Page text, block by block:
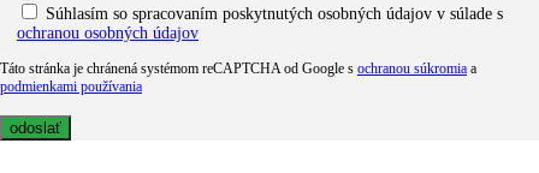
Súhlasím so spracovaním poskytnutých osobných údajov v súlade s
ochranou osobných údajov
Táto stránka je chránená systémom reCAPTCHA od Google s ochranou súkromia a
podmienkami používania